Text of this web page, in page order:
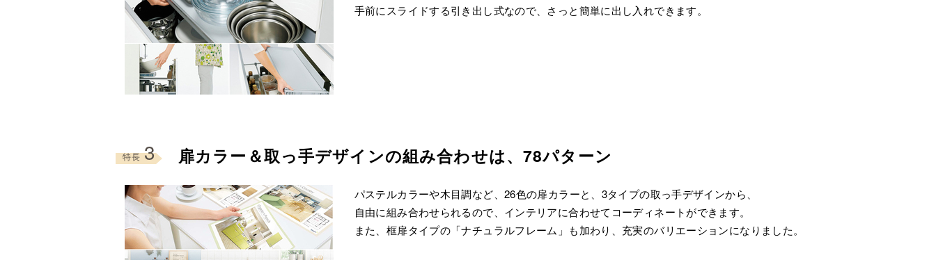
手前にスライドする引き出し式なので、さっと簡単に出し入れできます。
特長 3 扉カラー＆取っ手デザインの組み合わせは、78パターン
パステルカラーや木目調など、26色の扉カラーと、3タイプの取っ手デザインから、
自由に組み合わせられるので、インテリアに合わせてコーディネートができます。
また、框扉タイプの「ナチュラルフレーム」も加わり、充実のバリエーションになりました。